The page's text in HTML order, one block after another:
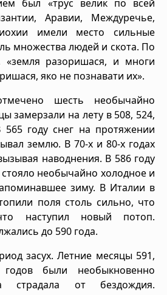
был «трус велик по всей
Аравии, Междуречье,
имели место сильные
множества людей и скота. По
«земля разоришася, и многи
яко не познавати их».
шесть необычайно
замерзали на лету в 508, 524,
году снег на протяжении
землю. В 70-х и 80-х годах
наводнения. В 586 году
необычайно холодное и
зиму. В Италии в
поля столь сильно, что
наступил новый потоп.
до 590 года.
засух. Летние месяцы 591,
были необыкновенно
страдала от бездождия.